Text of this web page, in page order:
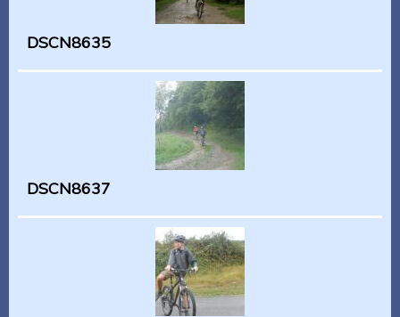
DSCN8635
DSCN8637